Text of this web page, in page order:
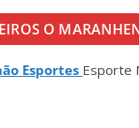
O
Esportes Esporte